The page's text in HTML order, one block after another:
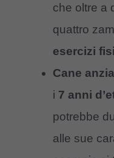
che oltre a
quattro
esercizi
Cane
i 7 anni
potrebbe
alle sue